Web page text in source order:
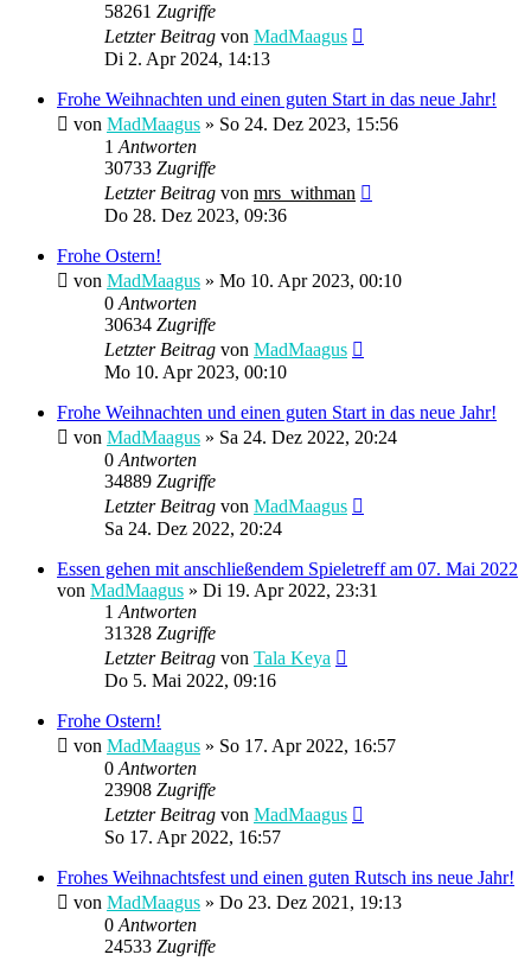
58261 Zugriffe
Letzter Beitrag von MadMaagus
Di 2. Apr 2024, 14:13
Frohe Weihnachten und einen guten Start in das neue Jahr!
von MadMaagus » So 24. Dez 2023, 15:56
1 Antworten
30733 Zugriffe
Letzter Beitrag von mrs_withman
Do 28. Dez 2023, 09:36
Frohe Ostern!
von MadMaagus » Mo 10. Apr 2023, 00:10
0 Antworten
30634 Zugriffe
Letzter Beitrag von MadMaagus
Mo 10. Apr 2023, 00:10
Frohe Weihnachten und einen guten Start in das neue Jahr!
von MadMaagus » Sa 24. Dez 2022, 20:24
0 Antworten
34889 Zugriffe
Letzter Beitrag von MadMaagus
Sa 24. Dez 2022, 20:24
Essen gehen mit anschließendem Spieletreff am 07. Mai 2022
von MadMaagus » Di 19. Apr 2022, 23:31
1 Antworten
31328 Zugriffe
Letzter Beitrag von Tala Keya
Do 5. Mai 2022, 09:16
Frohe Ostern!
von MadMaagus » So 17. Apr 2022, 16:57
0 Antworten
23908 Zugriffe
Letzter Beitrag von MadMaagus
So 17. Apr 2022, 16:57
Frohes Weihnachtsfest und einen guten Rutsch ins neue Jahr!
von MadMaagus » Do 23. Dez 2021, 19:13
0 Antworten
24533 Zugriffe